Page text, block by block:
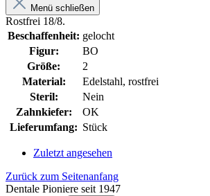
Menü schließen
Rostfrei 18/8.
Beschaffenheit: gelocht
Figur:
BO
Größe:
2
Material:
Edelstahl, rostfrei
Steril:
Nein
Zahnkiefer:
OK
Lieferumfang: Stück
Zuletzt angesehen
Zurück zum Seitenanfang
Dentale Pioniere seit 1947